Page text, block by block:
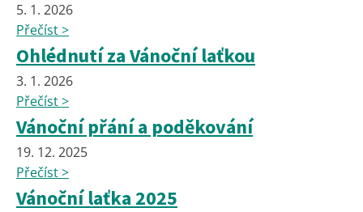
5. 1. 2026
Přečíst >
Ohlédnutí za Vánoční laťkou
3. 1. 2026
Přečíst >
Vánoční přání a poděkování
19. 12. 2025
Přečíst >
Vánoční laťka 2025